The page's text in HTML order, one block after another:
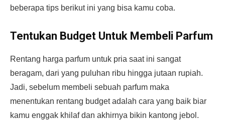
beberapa tips berikut ini yang bisa kamu coba.
Tentukan Budget Untuk Membeli Parfum
Rentang harga parfum untuk pria saat ini sangat
beragam, dari yang puluhan ribu hingga jutaan rupiah.
Jadi, sebelum membeli sebuah parfum maka
menentukan rentang budget adalah cara yang baik biar
kamu enggak khilaf dan akhirnya bikin kantong jebol.